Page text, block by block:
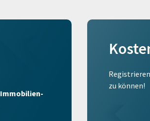
Immobilien-
zu können!